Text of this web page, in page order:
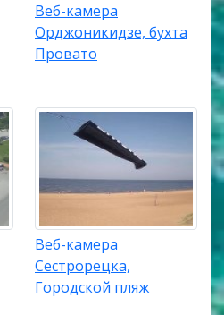
Веб-камера
Орджоникидзе, бухта
Провато
Веб-камера
Сестрорецка,
Городской пляж